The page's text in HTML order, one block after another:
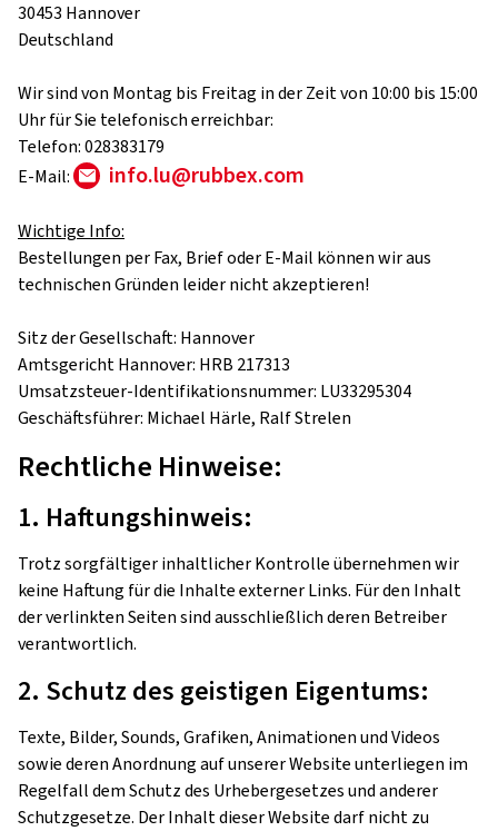
30453 Hannover
Deutschland
Wir sind von Montag bis Freitag in der Zeit von 10:00 bis 15:00
Uhr für Sie telefonisch erreichbar:
Telefon: 028383179
E-Mail:
info.lu@rubbex.com
Wichtige Info:
Bestellungen per Fax, Brief oder E-Mail können wir aus
technischen Gründen leider nicht akzeptieren!
Sitz der Gesellschaft: Hannover
Amtsgericht Hannover: HRB 217313
Umsatzsteuer-Identifikationsnummer: LU33295304
Geschäftsführer: Michael Härle, Ralf Strelen
Rechtliche Hinweise:
1. Haftungshinweis:
Trotz sorgfältiger inhaltlicher Kontrolle übernehmen wir
keine Haftung für die Inhalte externer Links. Für den Inhalt
der verlinkten Seiten sind ausschließlich deren Betreiber
verantwortlich.
2. Schutz des geistigen Eigentums:
Texte, Bilder, Sounds, Grafiken, Animationen und Videos
sowie deren Anordnung auf unserer Website unterliegen im
Regelfall dem Schutz des Urhebergesetzes und anderer
Schutzgesetze. Der Inhalt dieser Website darf nicht zu